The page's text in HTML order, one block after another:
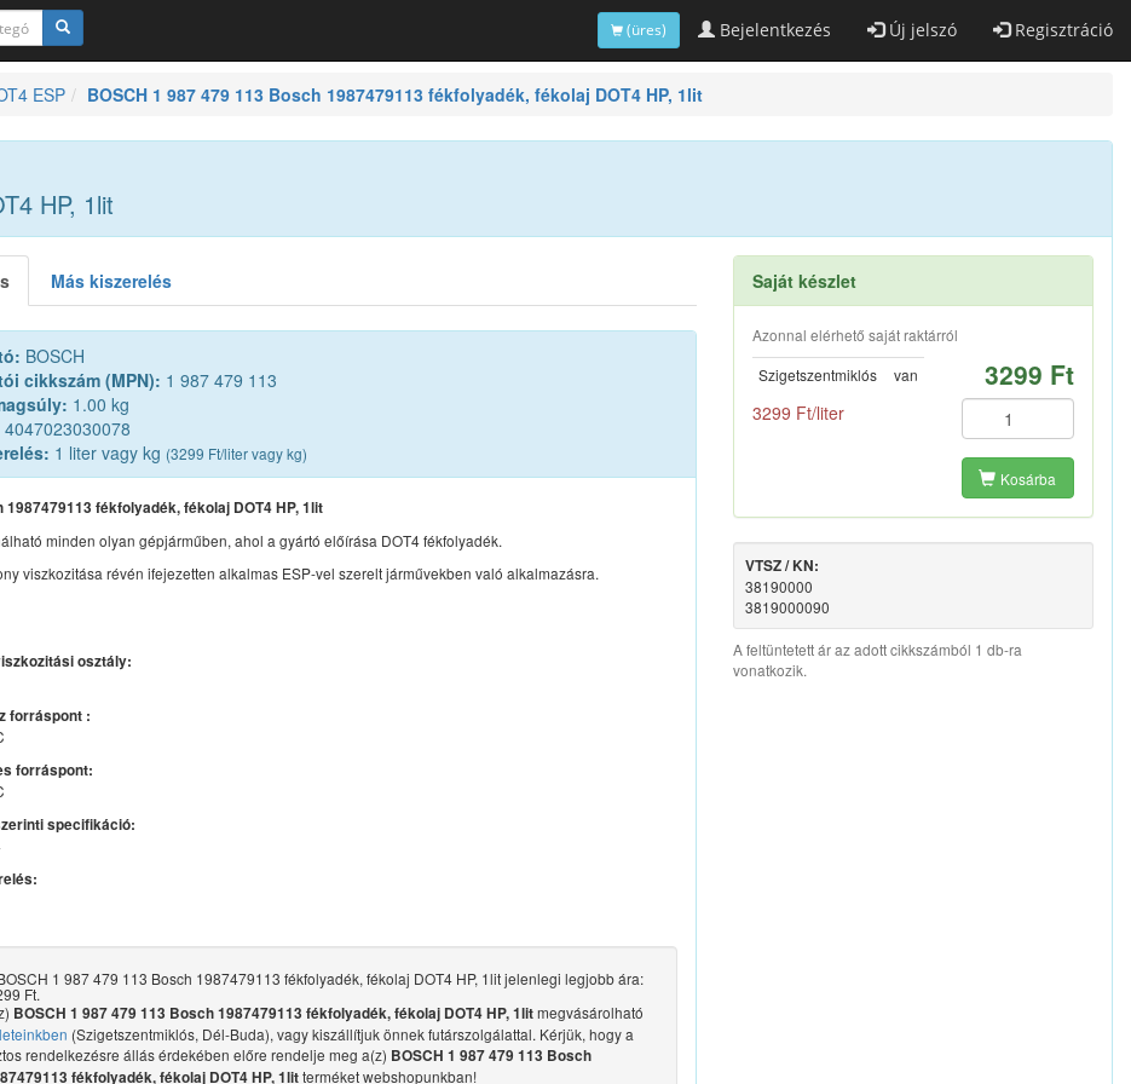
Bejelentkezés Új jelszó Regisztráció
(üres)
ESP BOSCH 1 987 479 113 Bosch 1987479113 fékfolyadék, fékolaj DOT4 HP, 1lit
HP, 1lit
Más kiszerelés
BOSCH
cikkszám (MPN): 1 987 479 113
1.00 kg
4047023030078
1 liter vagy kg (3299 Ft/liter vagy kg)
1987479113 fékfolyadék, fékolaj DOT4 HP, 1lit
minden olyan gépjárműben, ahol a gyártó előírása DOT4 fékfolyadék.
viszkozitása révén ifejezetten alkalmas ESP-vel szerelt járművekben való alkalmazásra.
osztály:
forráspont :
forráspont:
specifikáció:
1 987 479 113 Bosch 1987479113 fékfolyadék, fékolaj DOT4 HP, 1lit jelenlegi legjobb ára:
Ft.
BOSCH 1 987 479 113 Bosch 1987479113 fékfolyadék, fékolaj DOT4 HP, 1litmegvásárolható
(Szigetszentmiklós, Dél-Buda), vagy kiszállítjuk önnek futárszolgálattal. Kérjük, hogy a
rendelkezésre állás érdekében előre rendelje meg a(z) BOSCH 1 987 479 113 Bosch
fékfolyadék, fékolaj DOT4 HP, 1litterméket webshopunkban!
Saját készlet
Azonnal elérhető saját raktárról
Szigetszentmiklós
van
3299 Ft/liter
3299 Ft
Kosárba
VTSZ / KN:
38190000
3819000090
A feltüntetett ár az adott cikkszámból 1 db-ra
vonatkozik.